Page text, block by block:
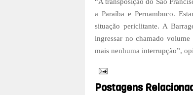
a Paraíba e Pernambuco.
situação periclitante. A
ingressar no chamado
mais nenhuma interrupção”,
Postagens